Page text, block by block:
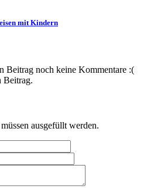
mit Kindern
Beitrag noch keine Kommentare :(
Beitrag.
ausgefüllt werden.